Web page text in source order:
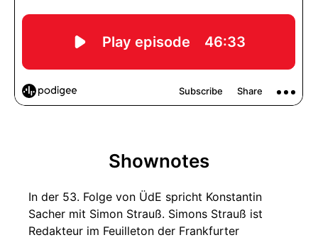
Shownotes
In der 53. Folge von ÜdE spricht Konstantin
Sacher mit Simon Strauß. Simons Strauß ist
Redakteur im Feuilleton der Frankfurter